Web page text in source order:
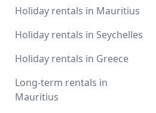
Holiday rentals in Mauritius
Holiday rentals in Seychelles
Holiday rentals in Greece
Long-term rentals in
Mauritius